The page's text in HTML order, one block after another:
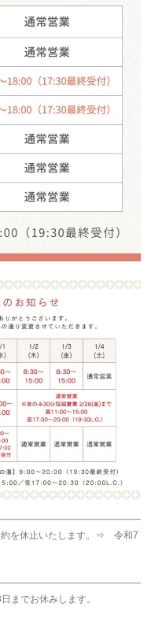
約を休止いたします。⇒ 令和7
までお休みします。